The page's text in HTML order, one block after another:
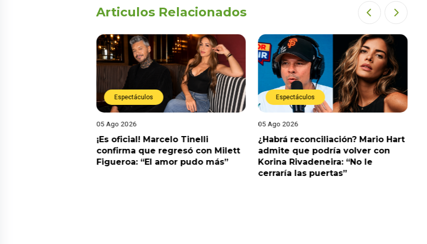
Articulos Relacionados
Espectáculos
05 Ago 2026
¡Es oficial! Marcelo Tinelli
confirma que regresó con Milett
Figueroa: “El amor pudo más”
Espectáculos
05 Ago 2026
¿Habrá reconciliación? Mario Hart
admite que podría volver con
Korina Rivadeneira: “No le
cerraría las puertas”